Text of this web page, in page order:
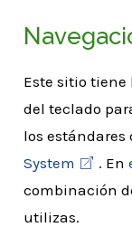
Este sitio
del teclado
los estándares
System
. En
combinación
utilizas.